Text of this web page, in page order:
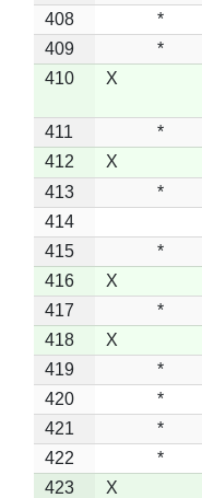
408
*
409
*
410
X
411 *
412
X
413
*
414
415
*
416
X
417
*
418
X
419
*
420
*
421
*
422
*
423
X